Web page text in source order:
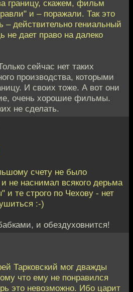
границу, скажем, фильм
и – поражали. Так это
– действительно гениальный
дает право на далеко
сейчас нет таких
производства, которыми
И своих тоже. А вот они
очень хорошие фильмы.
не сделать.
счету не было
не наснимал всякого дерьма
и те строго по Чехову - нет
:-)
и обездуховнится!
Тарковский мог дважды
что ему не понравился
это невозможно. Ибо царит